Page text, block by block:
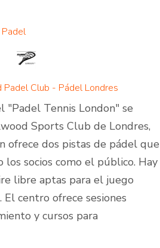
Club - Pádel Londres
"Padel Tennis London" se
Sports Club de Londres,
ofrece dos pistas de pádel que
socios como el público. Hay
libre aptas para el juego
centro ofrece sesiones
y cursos para